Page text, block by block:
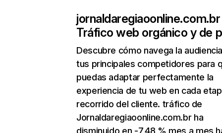
jornaldaregiaoonline.com.br
Tráfico web orgánico y de
Descubre cómo navega la
tus principales competidores para
puedas adaptar perfectamente la
experiencia de tu web en cada
recorrido del cliente. tráfico de
Jornaldaregiaoonline.com.br ha
disminuido en -7,48 % mes a mes